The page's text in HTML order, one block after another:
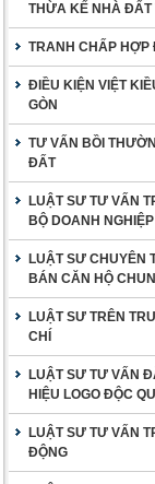
THỪA KẾ NHÀ ĐẤT
TRANH CHẤP HỢP
ĐIỀU KIỆN VIỆT
GÒN
TƯ VẤN BỒI
ĐẤT
LUẬT SƯ TƯ VẤN
BỘ DOANH NGHIỆP
LUẬT SƯ CHUYÊN
BÁN CĂN HỘ
LUẬT SƯ TRÊN
CHÍ
LUẬT SƯ TƯ VẤN
HIỆU LOGO ĐỘC
LUẬT SƯ TƯ VẤN
ĐỘNG